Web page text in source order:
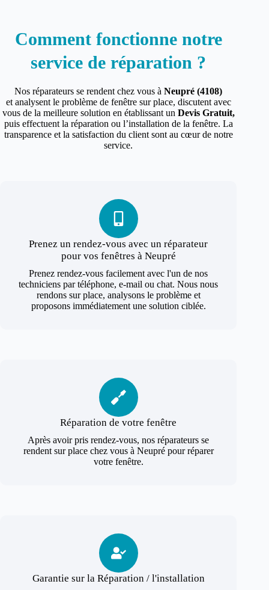
Comment fonctionne notre
service de réparation ?
Nos réparateurs se rendent chez vous àNeupré (4108)
et analysent le problème de fenêtre sur place, discutent avec
vous de la meilleure solution en établissant un Devis Gratuit,
puis effectuent la réparation ou l’installation de la fenêtre. La
transparence et la satisfaction du client sont au cœur de notre
service.
Prenez un rendez-vous avec un réparateur
pour vos fenêtres à Neupré
Prenez rendez-vous facilement avec l'un de nos
techniciens par téléphone, e-mail ou chat. Nous nous
rendons sur place, analysons le problème et
proposons immédiatement une solution ciblée.
Réparation de votre fenêtre
Après avoir pris rendez-vous, nos réparateurs se
rendent sur place chez vous à Neupré pour réparer
votre fenêtre.
Garantie sur la Réparation / l'installation